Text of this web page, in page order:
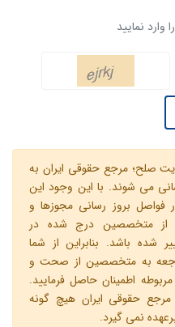
وارد نمایید
صلح؛ مرجع حقوقی ایران به
می شوند. با این وجود این
فواصل بروز رسانی مجوزها و
متخصصین درج شده در
شده باشد. بنابراین از شما
به متخصصین از صحت و
اطمینان حاصل فرمایید.
حقوقی ایران هیچ گونه
نمی گیرد.